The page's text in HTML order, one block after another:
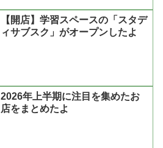
【開店】学習スペースの「スタデ
ィサブスク」がオープンしたよ
2026年上半期に注目を集めたお
店をまとめたよ